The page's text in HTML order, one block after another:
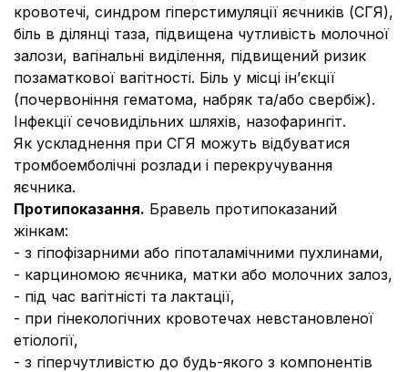
кровотечі, синдром гіперстимуляції яєчників (СГЯ),
біль в ділянці таза, підвищена чутливість молочної
залози, вагінальні виділення, підвищений ризик
позаматкової вагітності. Біль у місці ін’єкції
(почервоніння гематома, набряк та/або свербіж).
Інфекції сечовидільних шляхів, назофарингіт.
Як ускладнення при СГЯ можуть відбуватися
тромбоемболічні розлади і перекручування
яєчника.
Протипоказання. Бравель протипоказаний
жінкам:
- з гіпофізарними або гіпоталамічними пухлинами,
- карциномою яєчника, матки або молочних залоз,
- під час вагітністі та лактації,
- при гінекологічних кровотечах невстановленої
етіології,
- з гіперчутливістю до будь-якого з компонентів